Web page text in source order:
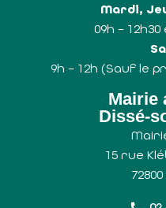
Mardi,
09h – 12h30
9h – 12h (Sauf le
Mairie
Dissé-
15 rue